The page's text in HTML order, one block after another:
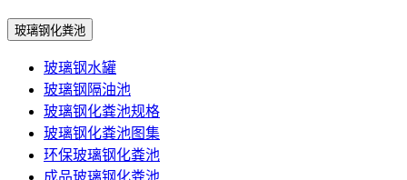
玻璃钢化粪池
玻璃钢水罐
玻璃钢隔油池
玻璃钢化粪池规格
玻璃钢化粪池图集
环保玻璃钢化粪池